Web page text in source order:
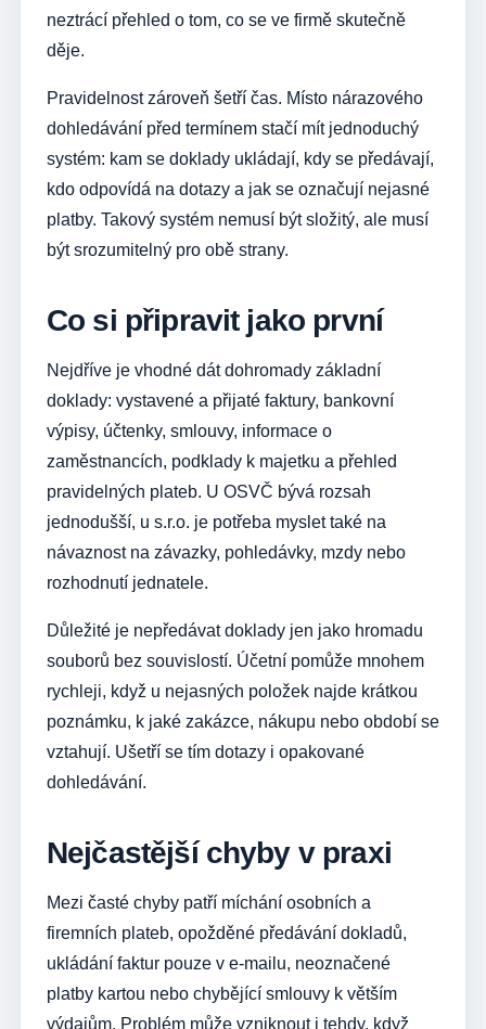
neztrácí přehled o tom, co se ve firmě skutečně
děje.
Pravidelnost zároveň šetří čas. Místo nárazového
dohledávání před termínem stačí mít jednoduchý
systém: kam se doklady ukládají, kdy se předávají,
kdo odpovídá na dotazy a jak se označují nejasné
platby. Takový systém nemusí být složitý, ale musí
být srozumitelný pro obě strany.
Co si připravit jako první
Nejdříve je vhodné dát dohromady základní
doklady: vystavené a přijaté faktury, bankovní
výpisy, účtenky, smlouvy, informace o
zaměstnancích, podklady k majetku a přehled
pravidelných plateb. U OSVČ bývá rozsah
jednodušší, u s.r.o. je potřeba myslet také na
návaznost na závazky, pohledávky, mzdy nebo
rozhodnutí jednatele.
Důležité je nepředávat doklady jen jako hromadu
souborů bez souvislostí. Účetní pomůže mnohem
rychleji, když u nejasných položek najde krátkou
poznámku, k jaké zakázce, nákupu nebo období se
vztahují. Ušetří se tím dotazy i opakované
dohledávání.
Nejčastější chyby v praxi
Mezi časté chyby patří míchání osobních a
firemních plateb, opožděné předávání dokladů,
ukládání faktur pouze v e-mailu, neoznačené
platby kartou nebo chybějící smlouvy k větším
výdajům. Problém může vzniknout i tehdy, když